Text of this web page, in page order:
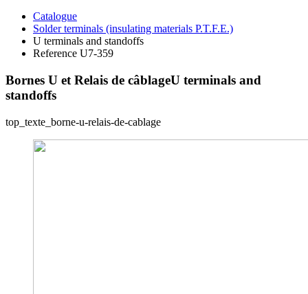
Catalogue
Solder terminals (insulating materials P.T.F.E.)
U terminals and standoffs
Reference U7-359
Bornes U et Relais de câblageU terminals and
standoffs
top_texte_borne-u-relais-de-cablage